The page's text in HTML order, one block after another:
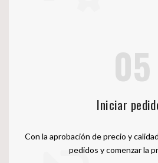
05
Iniciar
Con la aprobación de precio y
pedidos y comenzar la